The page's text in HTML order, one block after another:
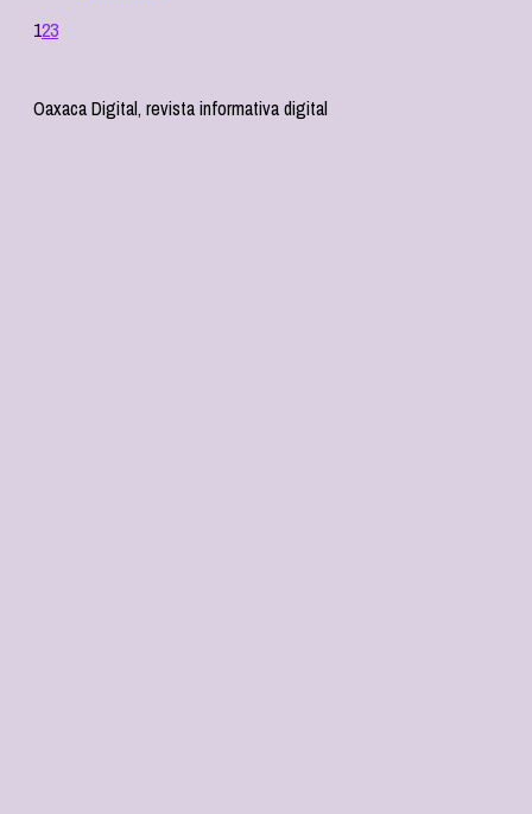
123
Oaxaca Digital, revista informativa digital